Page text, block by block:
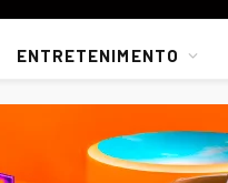
ENTRETENIMENTO